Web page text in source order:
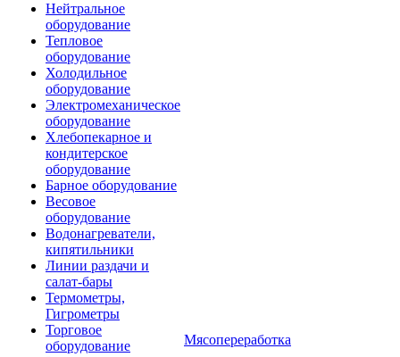
Нейтральное
оборудование
Тепловое
оборудование
Холодильное
оборудование
Электромеханическое
оборудование
Хлебопекарное и
кондитерское
оборудование
Барное оборудование
Весовое
оборудование
Водонагреватели,
кипятильники
Линии раздачи и
салат-бары
Термометры,
Гигрометры
Торговое
оборудование
Мясопереработка